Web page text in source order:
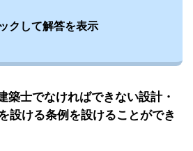
クして解答を表示
築士でなければできない設計・
設ける条例を設けることができ